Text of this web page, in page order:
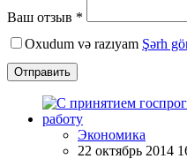
Ваш отзыв *
Oxudum və razıyam Şərh
Отправить
Экономика
22 октябрь 2014